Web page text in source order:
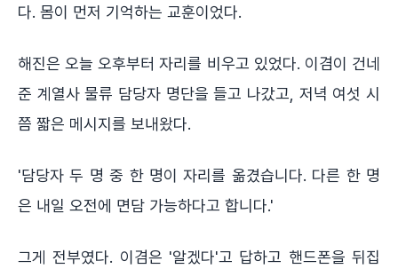
다. 몸이 먼저 기억하는 교훈이었다.
해진은 오늘 오후부터 자리를 비우고 있었다. 이겸이 건네
준 계열사 물류 담당자 명단을 들고 나갔고, 저녁 여섯 시
쯤 짧은 메시지를 보내왔다.
'담당자 두 명 중 한 명이 자리를 옮겼습니다. 다른 한 명
은 내일 오전에 면담 가능하다고 합니다.'
그게 전부였다. 이겸은 '알겠다'고 답하고 핸드폰을 뒤집